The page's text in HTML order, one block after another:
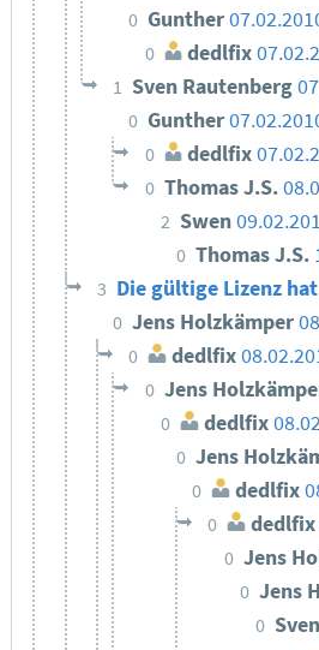
0 Gunther
0 dedlfix
1 Sven Rautenberg
0 Gunther
0 dedlfix
0 Thomas J.S.
2 Swen
0 Thomas J.S.
3 Die gültige Lizenz
0 Jens Holzkämper
0 dedlfix
0 Jens
0 dedlfix
0 Jens
0 dedlfix
0 dedlfix
0 Jens
0 Jens
0